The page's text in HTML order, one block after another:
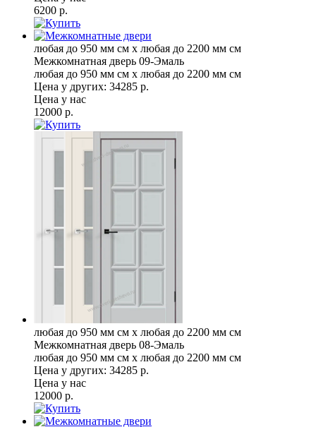
6200 р.
любая до 950 мм см x любая до 2200 мм см
Межкомнатная дверь 09-Эмаль
любая до 950 мм см x любая до 2200 мм см
Цена у других: 34285 р.
Цена у нас
12000 р.
любая до 950 мм см x любая до 2200 мм см
Межкомнатная дверь 08-Эмаль
любая до 950 мм см x любая до 2200 мм см
Цена у других: 34285 р.
Цена у нас
12000 р.